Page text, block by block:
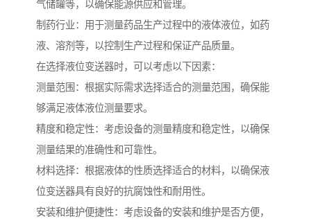
气储罐等，以确保能源供应和管理。
制药行业：用于测量药品生产过程中的液体液位，如药
液、溶剂等，以控制生产过程和保证产品质量。
在选择液位变送器时，可以考虑以下因素：
测量范围：根据实际需求选择适合的测量范围，确保能
够满足液体液位测量要求。
精度和稳定性：考虑设备的测量精度和稳定性，以确保
测量结果的准确性和可靠性。
材料选择：根据液体的性质选择适合的材料，以确保液
位变送器具有良好的抗腐蚀性和耐用性。
安装和维护便捷性：考虑设备的安装和维护是否方便，